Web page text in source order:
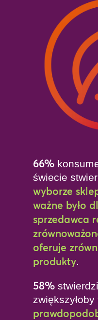
66%
świecie
wyborze
ważne było
sprzedawca
oferuje
produkty.
58%